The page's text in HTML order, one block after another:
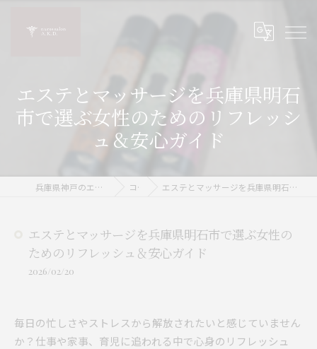
エステとマッサージを兵庫県明石
市で選ぶ女性のためのリフレッシ
ュ＆安心ガイド
兵庫県神戸のエステならnurse salon A.K.D. コラム エステとマッサージを兵庫県明石市で選ぶ女性のためのリフレッシュ＆安心ガイド
エステとマッサージを兵庫県明石市で選ぶ女性の
ためのリフレッシュ＆安心ガイド
2026/02/20
毎日の忙しさやストレスから解放されたいと感じていません
か？仕事や家事、育児に追われる中で心身のリフレッシュ